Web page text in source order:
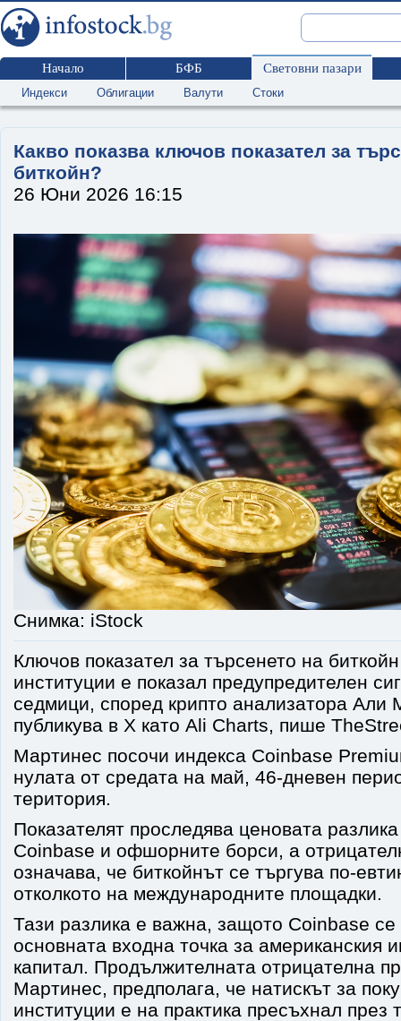
Начало БФБ Световни пазари
Индекси Облигации Валути Стоки
Какво показва ключов показател за
биткойн?
26 Юни 2026 16:15
Снимка: iStock
Ключов показател за търсенето на
институции е показал предупредителен
седмици, според крипто анализатора Али
публикува в X като Ali Charts, пише
Мартинес посочи индекса Coinbase
нулата от средата на май, 46-дневен
територия.
Показателят проследява ценовата
Coinbase и офшорните борси, а
означава, че биткойнът се търгува по-
отколкото на международните площадки.
Тази разлика е важна, защото Coinbase се
основната входна точка за американския
капитал. Продължителната отрицателна
Мартинес, предполага, че натискът за
институции е на практика пресъхнал през